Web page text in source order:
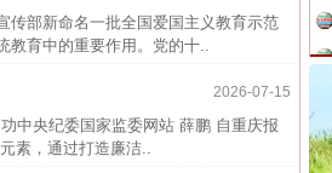
新命名一批全国爱国主义教育示范
教育中的重要作用。党的十..
2026-07-15
中央纪委国家监委网站 薛鹏 自重庆报
素，通过打造廉洁..